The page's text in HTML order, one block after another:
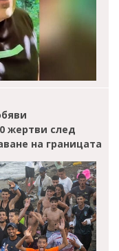
жертви след
на границата